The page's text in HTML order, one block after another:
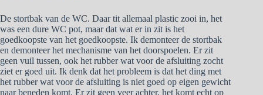
De stortbak van de WC. Daar tit allemaal plastic zooi in, het
was een dure WC pot, maar dat wat er in zit is het
goedkoopste van het goedkoopste. Ik demonteer de stortbak
en demonteer het mechanisme van het doorspoelen. Er zit
geen vuil tussen, ook het rubber wat voor de afsluiting zocht
ziet er goed uit. Ik denk dat het probleem is dat het ding met
het rubber wat voor de afsluiting is niet goed op eigen gewicht
naar beneden komt. Er zit geen veer achter, het komt echt op